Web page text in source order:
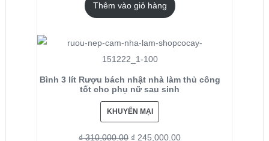
Thêm vào giỏ hàng
Bình 3 lít Rượu bách nhật nhà làm thủ công
tốt cho phụ nữ sau sinh
KHUYẾN MẠI
₫310,000.00 ₫ 245,000.00